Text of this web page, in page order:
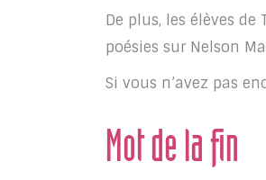
De plus, les élèves
poésies sur Nelson
Si vous n’avez pas
Mot de la fin